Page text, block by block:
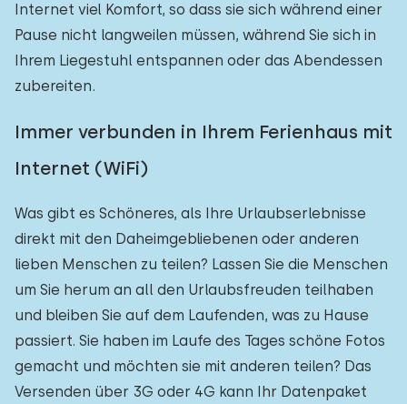
Internet viel Komfort, so dass sie sich während einer
Pause nicht langweilen müssen, während Sie sich in
Ihrem Liegestuhl entspannen oder das Abendessen
zubereiten.
Immer verbunden in Ihrem Ferienhaus mit
Internet (WiFi)
Was gibt es Schöneres, als Ihre Urlaubserlebnisse
direkt mit den Daheimgebliebenen oder anderen
lieben Menschen zu teilen? Lassen Sie die Menschen
um Sie herum an all den Urlaubsfreuden teilhaben
und bleiben Sie auf dem Laufenden, was zu Hause
passiert. Sie haben im Laufe des Tages schöne Fotos
gemacht und möchten sie mit anderen teilen? Das
Versenden über 3G oder 4G kann Ihr Datenpaket